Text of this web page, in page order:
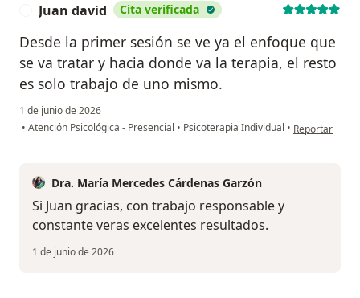
Juan david Cita verificada
Desde la primer sesión se ve ya el enfoque que
se va tratar y hacia donde va la terapia, el resto
es solo trabajo de uno mismo.
1 de junio de 2026
• Atención Psicológica - Presencial • Psicoterapia Individual • en opinión del
Reportar
Dra. María Mercedes Cárdenas Garzón
Si Juan gracias, con trabajo responsable y
constante veras excelentes resultados.
1 de junio de 2026